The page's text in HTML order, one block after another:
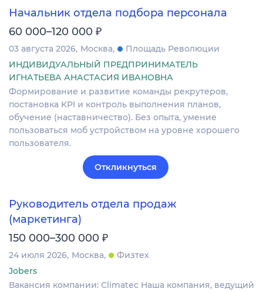
Начальник отдела подбора персонала
60 000–120 000 ₽
03 августа 2026 Москва
Площадь Революции
ИНДИВИДУАЛЬНЫЙ ПРЕДПРИНИМАТЕЛЬ
ИГНАТЬЕВА АНАСТАСИЯ ИВАНОВНА
Формирование и развитие команды рекрутеров,
постановка KPI и контроль выполнения планов,
обучение (наставничество). Без опыта, умение
пользоваться моб устройством на уровне хорошего
пользователя.
Откликнуться
Руководитель отдела продаж
(маркетинга)
150 000–300 000 ₽
24 июля 2026 Москва
Физтех
Jobers
Вакансия компании: Climatec Наша компания, ведущий